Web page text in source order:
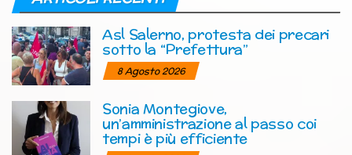
Asl Salerno, protesta dei precari
sotto la “Prefettura”
8 Agosto 2026
Sonia Montegiove,
un’amministrazione al passo coi
tempi è più efficiente